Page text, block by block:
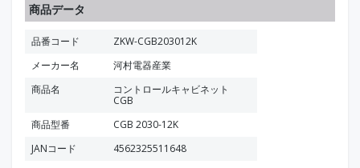
商品データ
品番コード
ZKW-CGB203012K
メーカー名
河村電器産業
商品名
コントロールキャビネット
CGB
商品型番
CGB 2030-12K
JANコード
4562325511648